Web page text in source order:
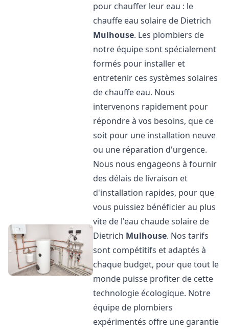
pour chauffer leur eau : le
chauffe eau solaire de Dietrich
Mulhouse. Les plombiers de
notre équipe sont spécialement
formés pour installer et
entretenir ces systèmes solaires
de chauffe eau. Nous
intervenons rapidement pour
répondre à vos besoins, que ce
soit pour une installation neuve
ou une réparation d'urgence.
Nous nous engageons à fournir
des délais de livraison et
d'installation rapides, pour que
vous puissiez bénéficier au plus
vite de l'eau chaude solaire de
Dietrich Mulhouse. Nos tarifs
sont compétitifs et adaptés à
chaque budget, pour que tout le
monde puisse profiter de cette
technologie écologique. Notre
équipe de plombiers
expérimentés offre une garantie